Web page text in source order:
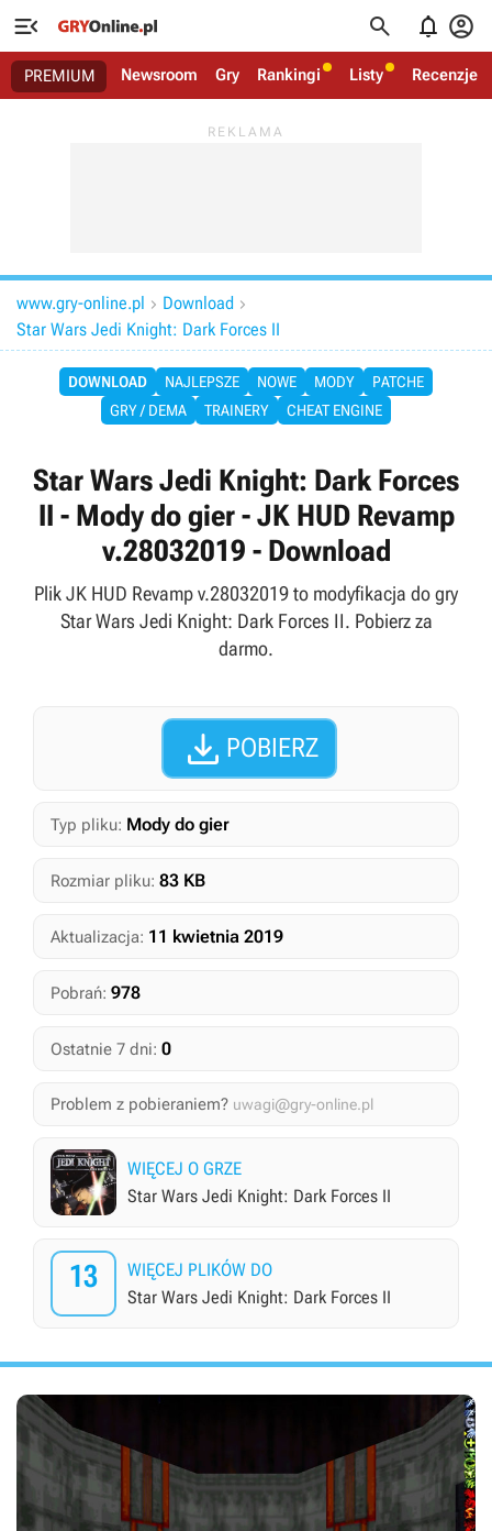
   
PREMIUM Newsroom Gry Rankingi Listy Recenzje
www.gry-online.pl  Download 
Star Wars Jedi Knight: Dark Forces II
DOWNLOAD NAJLEPSZE NOWE MODY
PATCHE
GRY / DEMA
TRAINERY CHEAT ENGINE
Star Wars Jedi Knight: Dark Forces
II - Mody do gier - JK HUD Revamp
v.28032019 - Download
Plik JK HUD Revamp v.28032019 to modyfikacja do gry
Star Wars Jedi Knight: Dark Forces II. Pobierz za
darmo.
 POBIERZ
Typ pliku: Mody do gier
Rozmiar pliku: 83 KB
Aktualizacja: 11 kwietnia 2019
Pobrań: 978
Ostatnie 7 dni: 0
Problem z pobieraniem? uwagi@gry-online.pl
WIĘCEJ O GRZE
Star Wars Jedi Knight: Dark Forces II
13
WIĘCEJ PLIKÓW DO
Star Wars Jedi Knight: Dark Forces II